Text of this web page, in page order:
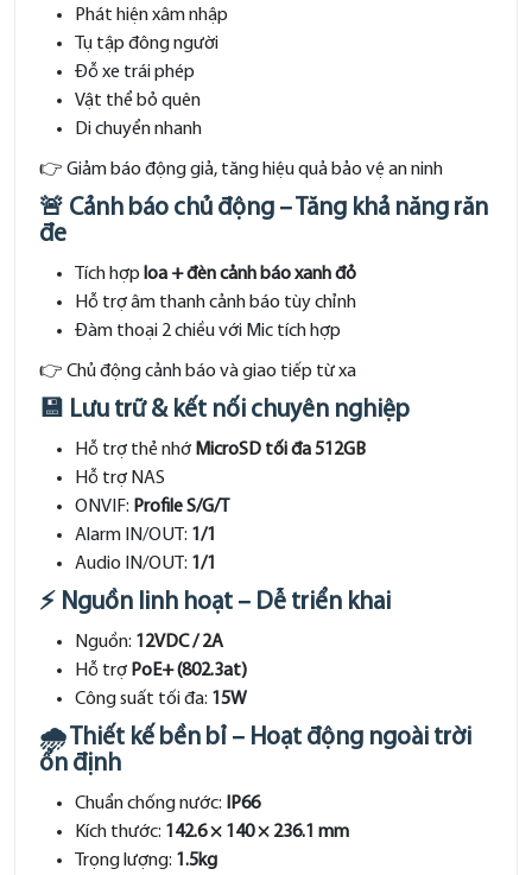
Phát hiện xâm nhập
Tụ tập đông người
Đỗ xe trái phép
Vật thể bỏ quên
Di chuyển nhanh
👉 Giảm báo động giả, tăng hiệu quả bảo vệ an ninh
🚨 Cảnh báo chủ động – Tăng khả năng răn
đe
Tích hợp loa + đèn cảnh báo xanh đỏ
Hỗ trợ âm thanh cảnh báo tùy chỉnh
Đàm thoại 2 chiều với Mic tích hợp
👉 Chủ động cảnh báo và giao tiếp từ xa
💾 Lưu trữ & kết nối chuyên nghiệp
Hỗ trợ thẻ nhớ MicroSD tối đa 512GB
Hỗ trợ NAS
ONVIF: Profile S/G/T
Alarm IN/OUT: 1/1
Audio IN/OUT: 1/1
⚡ Nguồn linh hoạt – Dễ triển khai
Nguồn: 12VDC / 2A
Hỗ trợ PoE+ (802.3at)
Công suất tối đa: 15W
🌧️ Thiết kế bền bỉ – Hoạt động ngoài trời
ổn định
Chuẩn chống nước:
IP66
Kích thước: 142.6 × 140 × 236.1 mm
Trọng lượng: 1.5kg